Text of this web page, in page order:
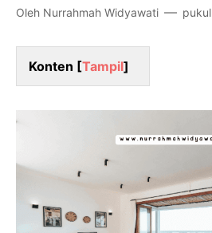
Food-Travel
Oleh Nurrahmah Widyawati pukul
Konten [Tampil]